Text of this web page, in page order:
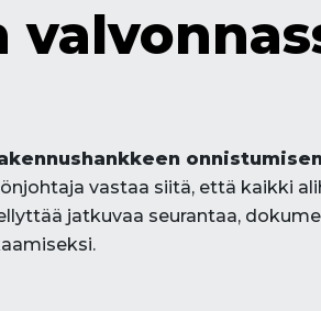
vastaa siitä, että kaikki
jatkuvaa seurantaa,